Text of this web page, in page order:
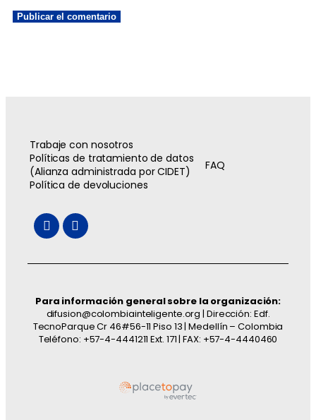
Trabaje con nosotros
Políticas de tratamiento de datos
(Alianza administrada por CIDET)
FAQ
Política de devoluciones
Para información general sobre la organización:
difusion@colombiainteligente.org | Dirección: Edf.
TecnoParque Cr 46#56-11 Piso 13 | Medellín – Colombia
Teléfono: +57-4-4441211 Ext. 171 | FAX: +57-4-4440460